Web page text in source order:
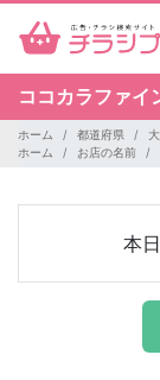
ココカラファイ
ホーム 都道府県
ホーム
お店の名前
本